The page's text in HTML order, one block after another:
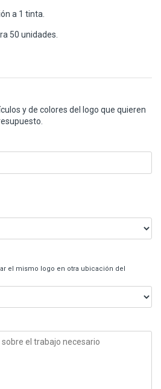
a 1 tinta.
50 unidades.
y de colores del logo que quieren
el mismo logo en otra ubicación del